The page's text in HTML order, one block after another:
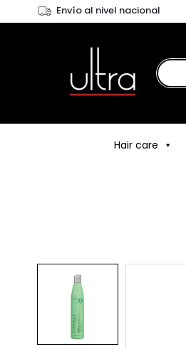
Envío al nivel nacional
Hair care